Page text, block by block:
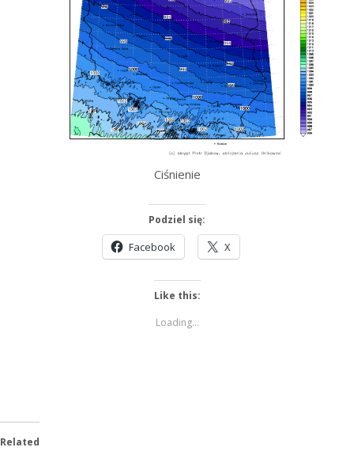
Ciśnienie
Podziel się:
Facebook X
Like this:
Loading...
Related